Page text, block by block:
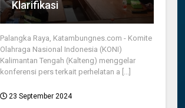
Klarifikasi
Palangka Raya, Katambungnes.com - Komite
Olahraga Nasional Indonesia (KONI)
Kalimantan Tengah (Kalteng) menggelar
konferensi pers terkait perhelatan a [...]
23 September 2024